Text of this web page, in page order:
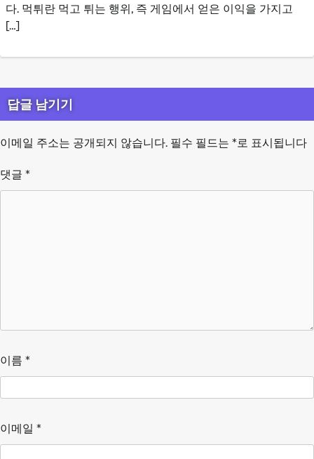
다. 먹튀란 먹고 튀는 행위, 즉 게임에서 얻은 이익을 가지고
[…]
답글 남기기
이메일 주소는 공개되지 않습니다. 필수 필드는 *로 표시됩니다
댓글 *
이름 *
이메일 *